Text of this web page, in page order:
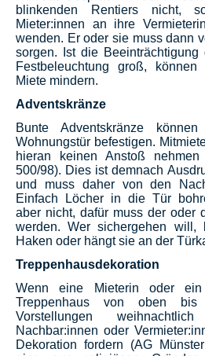
blinkenden Rentiers nicht,
Mieter:innen an ihre
wenden. Er oder sie muss dann
sorgen. Ist die
Festbeleuchtung groß,
Miete mindern.
Adventskränze
Bunte Adventskränze
Wohnungstür befestigen.
hieran keinen Anstoß
500/98). Dies ist demnach
und muss daher von den
Einfach Löcher in die Tür
aber nicht, dafür muss der oder
werden. Wer sichergehen will,
Haken oder hängt sie an der
Treppenhausdekoration
Wenn eine Mieterin oder
Treppenhaus von oben
Vorstellungen
Nachbar:innen oder
Dekoration fordern (AG